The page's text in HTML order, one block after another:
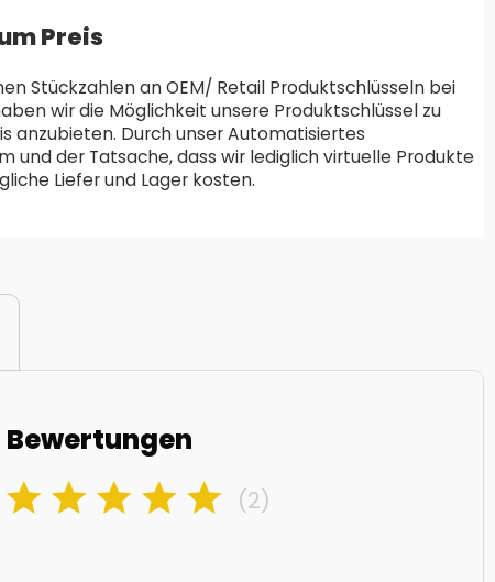
Preis
Stückzahlen an OEM/ Retail Produktschlüsseln bei
wir die Möglichkeit unsere Produktschlüssel zu
anzubieten. Durch unser Automatisiertes
und der Tatsache, dass wir lediglich virtuelle Produkte
Liefer und Lager kosten.
Bewertungen
(2)